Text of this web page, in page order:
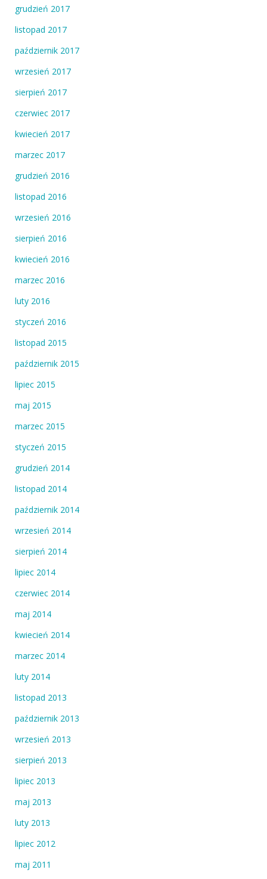
grudzień 2017
listopad 2017
październik 2017
wrzesień 2017
sierpień 2017
czerwiec 2017
kwiecień 2017
marzec 2017
grudzień 2016
listopad 2016
wrzesień 2016
sierpień 2016
kwiecień 2016
marzec 2016
luty 2016
styczeń 2016
listopad 2015
październik 2015
lipiec 2015
maj 2015
marzec 2015
styczeń 2015
grudzień 2014
listopad 2014
październik 2014
wrzesień 2014
sierpień 2014
lipiec 2014
czerwiec 2014
maj 2014
kwiecień 2014
marzec 2014
luty 2014
listopad 2013
październik 2013
wrzesień 2013
sierpień 2013
lipiec 2013
maj 2013
luty 2013
lipiec 2012
maj 2011